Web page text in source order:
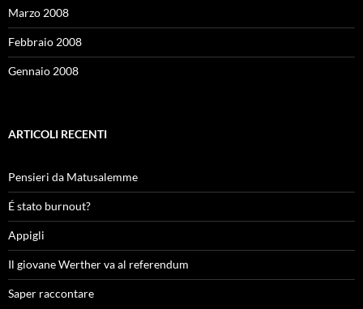
Marzo 2008
Febbraio 2008
Gennaio 2008
ARTICOLI RECENTI
Pensieri da Matusalemme
É stato burnout?
Appigli
Il giovane Werther va al referendum
Saper raccontare